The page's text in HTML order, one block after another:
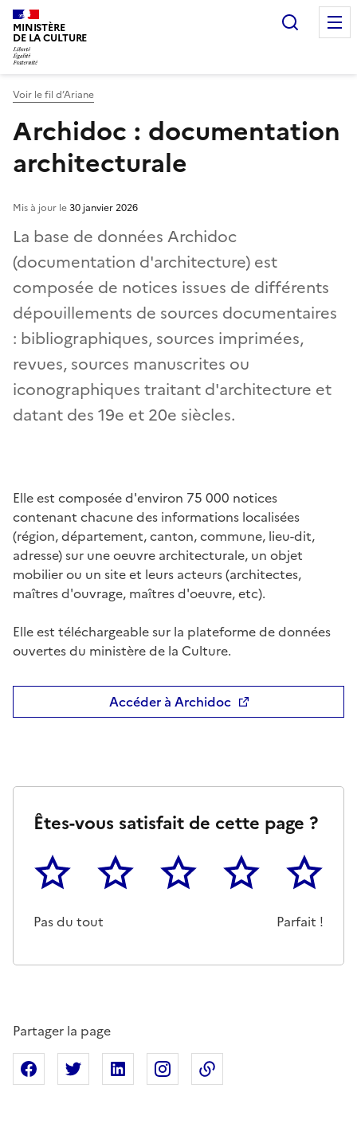
MINISTÈRE
DE LA CULTURE
Voir le fil d’Ariane
Archidoc : documentation
architecturale
La base de données Archidoc
(documentation d'architecture) est
composée de notices issues de différents
dépouillements de sources documentaires
: bibliographiques, sources imprimées,
revues, sources manuscrites ou
iconographiques traitant d'architecture et
datant des 19e et 20e siècles.
Mis à jour le30 janvier 2026
Elle est composée d'environ 75 000 notices
contenant chacune des informations localisées
(région, département, canton, commune, lieu-dit,
adresse) sur une oeuvre architecturale, un objet
mobilier ou un site et leurs acteurs (architectes,
maîtres d'ouvrage, maîtres d'oeuvre, etc).
Elle est téléchargeable sur la plateforme de données
ouvertes du ministère de la Culture.
Accéder à Archidoc
Êtes-vous satisfait de cette page ?
1
Pas du tout
2 3 4 5
Parfait !
Partager la page
Partager sur Facebook
Partager sur XPartager sur Linkedin
Partager sur Instagram